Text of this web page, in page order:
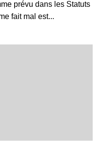
prévu dans les Statuts
fait mal est...